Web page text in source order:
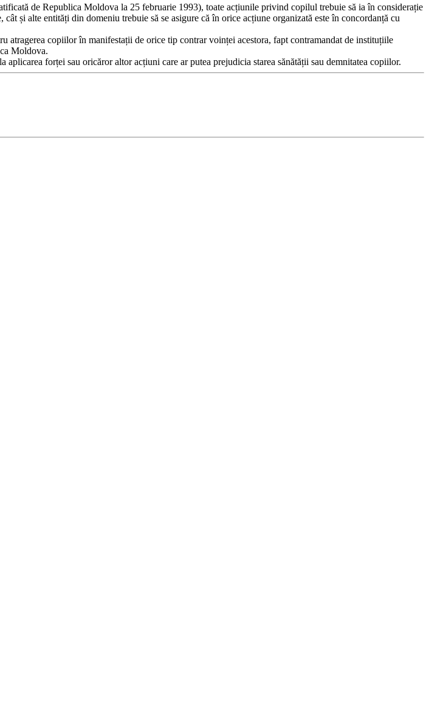
de Republica Moldova la 25 februarie 1993), toate acțiunile privind copilul trebuie să ia în considerație
și alte entități din domeniu trebuie să se asigure că în orice acțiune organizată este în concordanță cu
atragerea copiilor în manifestații de orice tip contrar voinței acestora, fapt contramandat de instituțiile
Moldova.
forței sau oricăror altor acțiuni care ar putea prejudicia starea sănătății sau demnitatea copiilor.